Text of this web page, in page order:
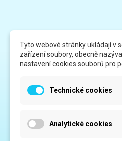
Odkazy
Kontakt
Tyto webové stránky ukládají v
zařízení soubory, obecně
nastavení cookies souborů pro
Technické cookies
Analytické cookies